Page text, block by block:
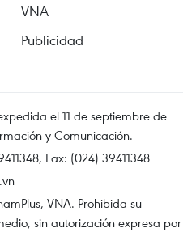
VNA
Publicidad
el 11 de septiembre de
y Comunicación.
Fax: (024) 39411348
VNA. Prohibida su
sin autorización expresa por